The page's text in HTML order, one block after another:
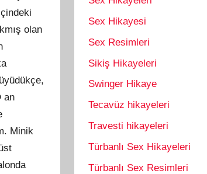
olan
an
Minik
Sex Hikayesi
Sex Resimleri
Sikiş Hikayeleri
Swinger Hikaye
Tecavüz hikayeleri
Travesti hikayeleri
Türbanlı Sex Hikayeleri
Türbanlı Sex Resimleri